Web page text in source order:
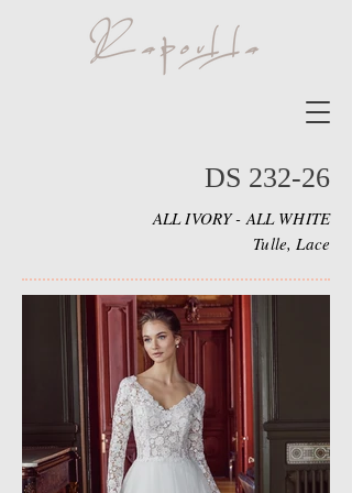
DS 232-26
ALL IVORY - ALL WHITE
Tulle, Lace